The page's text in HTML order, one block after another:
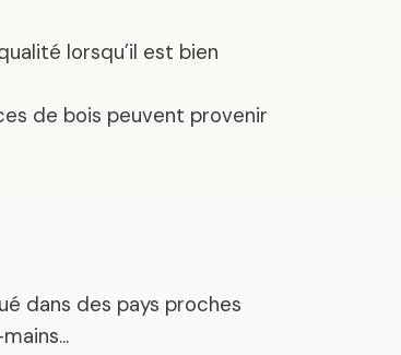
lorsqu’il est bien
de bois peuvent provenir
dans des pays proches